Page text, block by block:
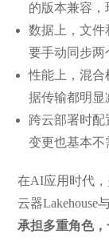
的版本兼容，
数据上，文
要手动同步两
性能上，混
据传输都明
跨云部署时
变更也基本不
在AI应用时代，
云器Lakehouse
承担多重角色，